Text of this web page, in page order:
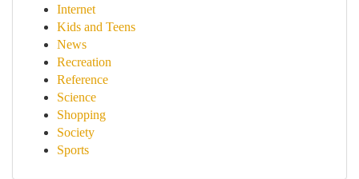
Internet
Kids and Teens
News
Recreation
Reference
Science
Shopping
Society
Sports